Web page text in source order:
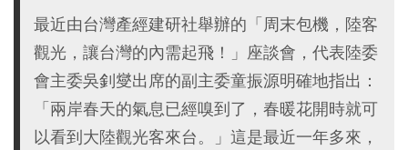
最近由台灣產經建研社舉辦的「周末包機，陸客
觀光，讓台灣的內需起飛！」座談會，代表陸委
會主委吳釗燮出席的副主委童振源明確地指出：
「兩岸春天的氣息已經嗅到了，春暖花開時就可
以看到大陸觀光客來台。」這是最近一年多來，